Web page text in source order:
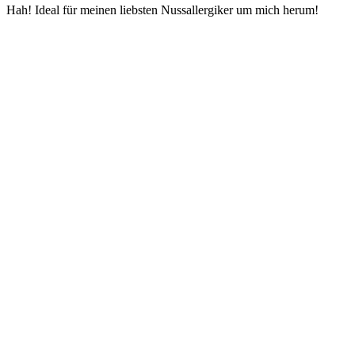
Hah! Ideal für meinen liebsten Nussallergiker um mich herum!